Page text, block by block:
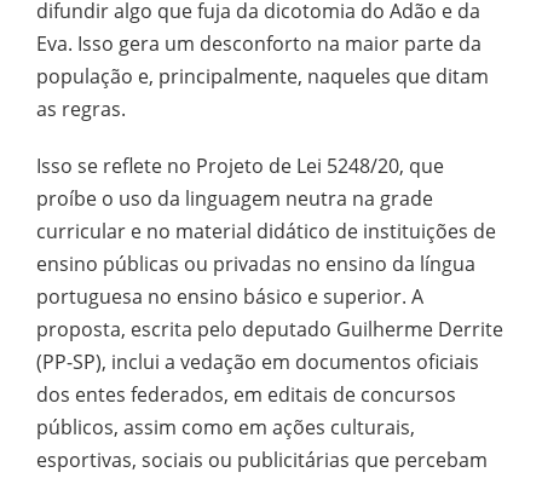
difundir algo que fuja da dicotomia do Adão e da
Eva. Isso gera um desconforto na maior parte da
população e, principalmente, naqueles que ditam
as regras.
Isso se reflete no Projeto de Lei 5248/20, que
proíbe o uso da linguagem neutra na grade
curricular e no material didático de instituições de
ensino públicas ou privadas no ensino da língua
portuguesa no ensino básico e superior. A
proposta, escrita pelo deputado Guilherme Derrite
(PP-SP), inclui a vedação em documentos oficiais
dos entes federados, em editais de concursos
públicos, assim como em ações culturais,
esportivas, sociais ou publicitárias que percebam